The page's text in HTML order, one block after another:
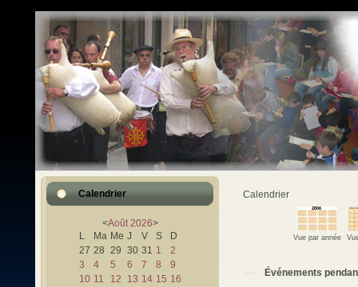
Calendrier
<Août 2026>
L
Ma Me J V S
D
27 28 29 30 31 1
2
3
4 5 6 7 8
9
10 11 12 13 14 15 16
Calendrier
Vue par année
Événements